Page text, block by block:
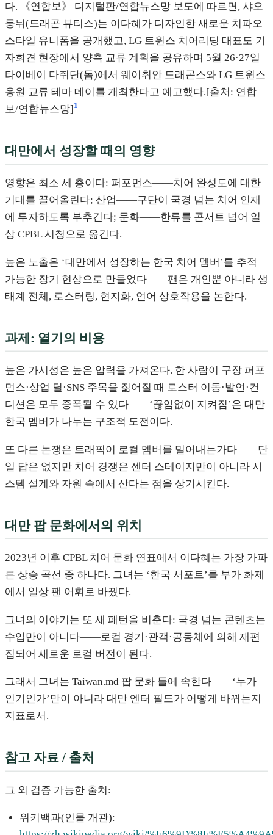
다. 《연합보》 디지털판/연합뉴스망 보도에 따르면, 샤오
룽뉘(드래곤 뷰티스)는 이다혜가 디자인한 새로운 치파오
스타일 유니폼을 공개했고, LG 트윈스 치어리딩 대표도 기
자회견 현장에서 양측 교류 계획을 공유하며 5월 26·27일
타이베이 다쥐단(돔)에서 웨이취안 드래곤스와 LG 트윈스
응원 교류 테마 데이를 개최한다고 예고했다.[출처: 연합
보/연합뉴스망]1
대만에서 성장할 때의 영향
영향은 최소 세 층이다: 퍼포먼스——치어 완성도에 대한
기대를 끌어올린다; 산업——구단이 국경 넘는 치어 인재
에 투자하도록 부추긴다; 문화——한류를 콘서트 넘어 일
상 CPBL 시청으로 옮긴다.
높은 노출은 ‘대만에서 성장하는 한국 치어 멤버’를 추적
가능한 장기 현상으로 만들었다——팬은 개인뿐 아니라 생
태계 전체, 로스터링, 현지화, 언어 상호작용을 논한다.
과제: 열기의 비용
높은 가시성은 높은 압력을 가져온다. 한 사람이 구장 퍼포
먼스·상업 딜·SNS 주목을 짊어질 때 로스터 이동·발언·컨
디션은 모두 증폭될 수 있다——‘끊임없이 지켜짐’은 대만
한국 멤버가 나누는 구조적 도전이다.
또 다른 논쟁은 트래픽이 로컬 멤버를 밀어내는가다——단
일 답은 없지만 치어 경쟁은 센터 스테이지만이 아니라 시
스템 설계와 자원 속에서 산다는 점을 상기시킨다.
대만 팝 문화에서의 위치
2023년 이후 CPBL 치어 문화 연표에서 이다혜는 가장 가파
른 상승 곡선 중 하나다. 그녀는 ‘한국 서포트’를 부가 화제
에서 일상 팬 어휘로 바꿨다.
그녀의 이야기는 또 새 패턴을 비춘다: 국경 넘는 콘텐츠는
수입만이 아니다——로컬 경기·관객·공동체에 의해 재편
집되어 새로운 로컬 버전이 된다.
그래서 그녀는 Taiwan.md 팝 문화 틀에 속한다——‘누가
인기인가’만이 아니라 대만 엔터 필드가 어떻게 바뀌는지
지표로서.
참고 자료 / 출처
그 외 검증 가능한 출처:
위키백과(인물 개관):